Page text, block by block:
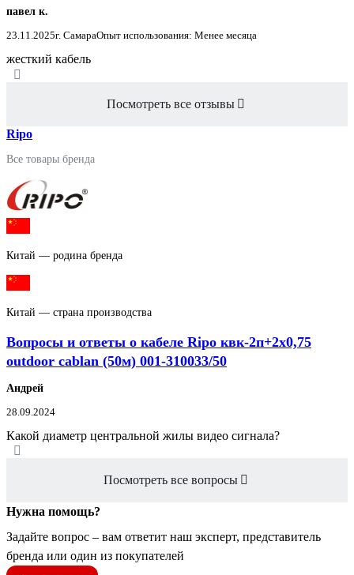
павел к.
23.11.2025г. СамараОпыт использования: Менее месяца
жесткий кабель
Посмотреть все отзывы
Ripo
Все товары бренда
Китай — родина бренда
Китай — страна производства
Вопросы и ответы о кабеле Ripo квк-2п+2x0,75
outdoor cablan (50м) 001-310033/50
Андрей
28.09.2024
Какой диаметр центральной жилы видео сигнала?
Посмотреть все вопросы
Нужна помощь?
Задайте вопрос – вам ответит наш эксперт, представитель
бренда или один из покупателей